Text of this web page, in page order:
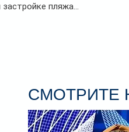
пляжа...
СМОТРИТЕ